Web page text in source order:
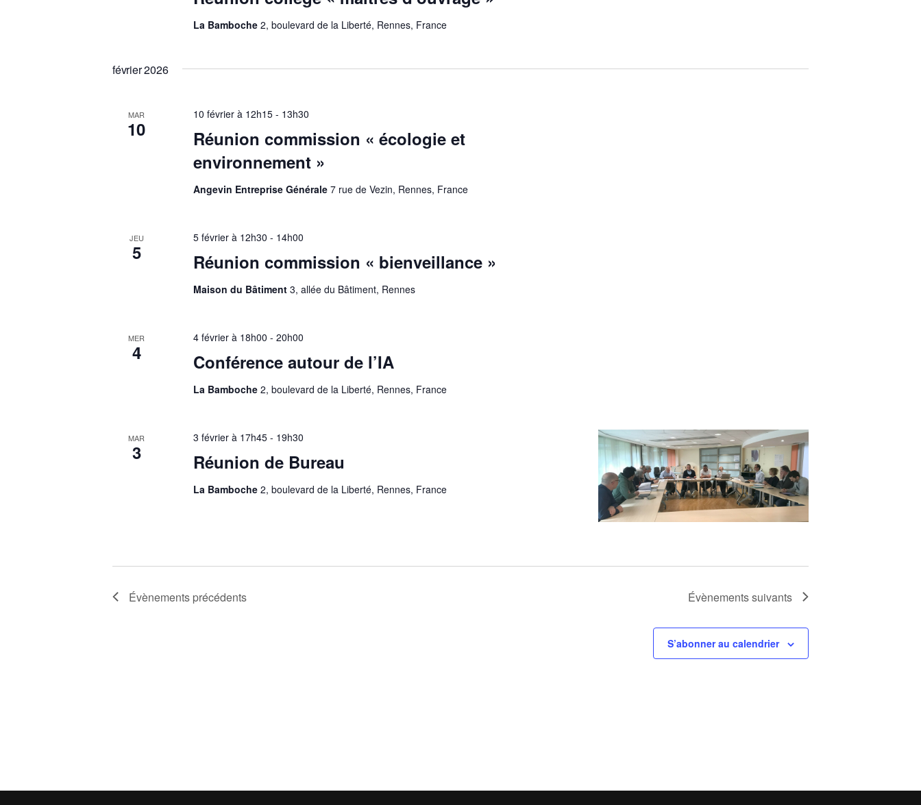
La Bamboche2, boulevard de la Liberté, Rennes, France
février 2026
MAR
10
Réunion commission « écologie et
environnement »
10 février à 12h15 - 13h30
Angevin Entreprise Générale7 rue de Vezin, Rennes, France
JEU
5 Réunion commission « bienveillance »
5 février à 12h30 - 14h00
Maison du Bâtiment3, allée du Bâtiment, Rennes
MER
4 Conférence autour de l’IA
4 février à 18h00 -20h00
La Bamboche2, boulevard de la Liberté, Rennes, France
MAR
3 Réunion de Bureau
3 février à 17h45 - 19h30
La Bamboche2, boulevard de la Liberté, Rennes, France
Évènements précédents Évènementssuivants
S’abonner au calendrier